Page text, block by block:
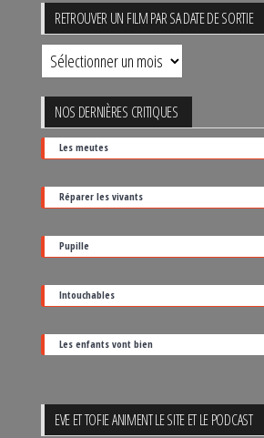
RETROUVER UN FILM PAR SA DATE DE SORTIE
Retrouver
un
film
par
sa
date
de
sortie
NOS DERNIÈRES CRITIQUES
Les meutes
Réparer les vivants
Pupille
Intouchables
Les enfants vont bien
EVE ET TOFIE ANIMENT LE SITE ET LE PODCAST